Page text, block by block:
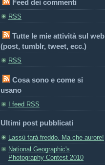
Feed dei commenti
RSS
Tutte le mie attività sul web
(post, tumblr, tweet, ecc.)
RSS
Cosa sono e come si
usano
I feed RSS
Ultimi post pubblicati
Lassù farà freddo. Ma che aurore!
National Geographic's
Photography Contest 2010